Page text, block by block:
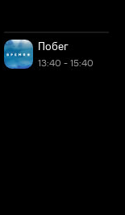
Побег
13:40 - 15:40